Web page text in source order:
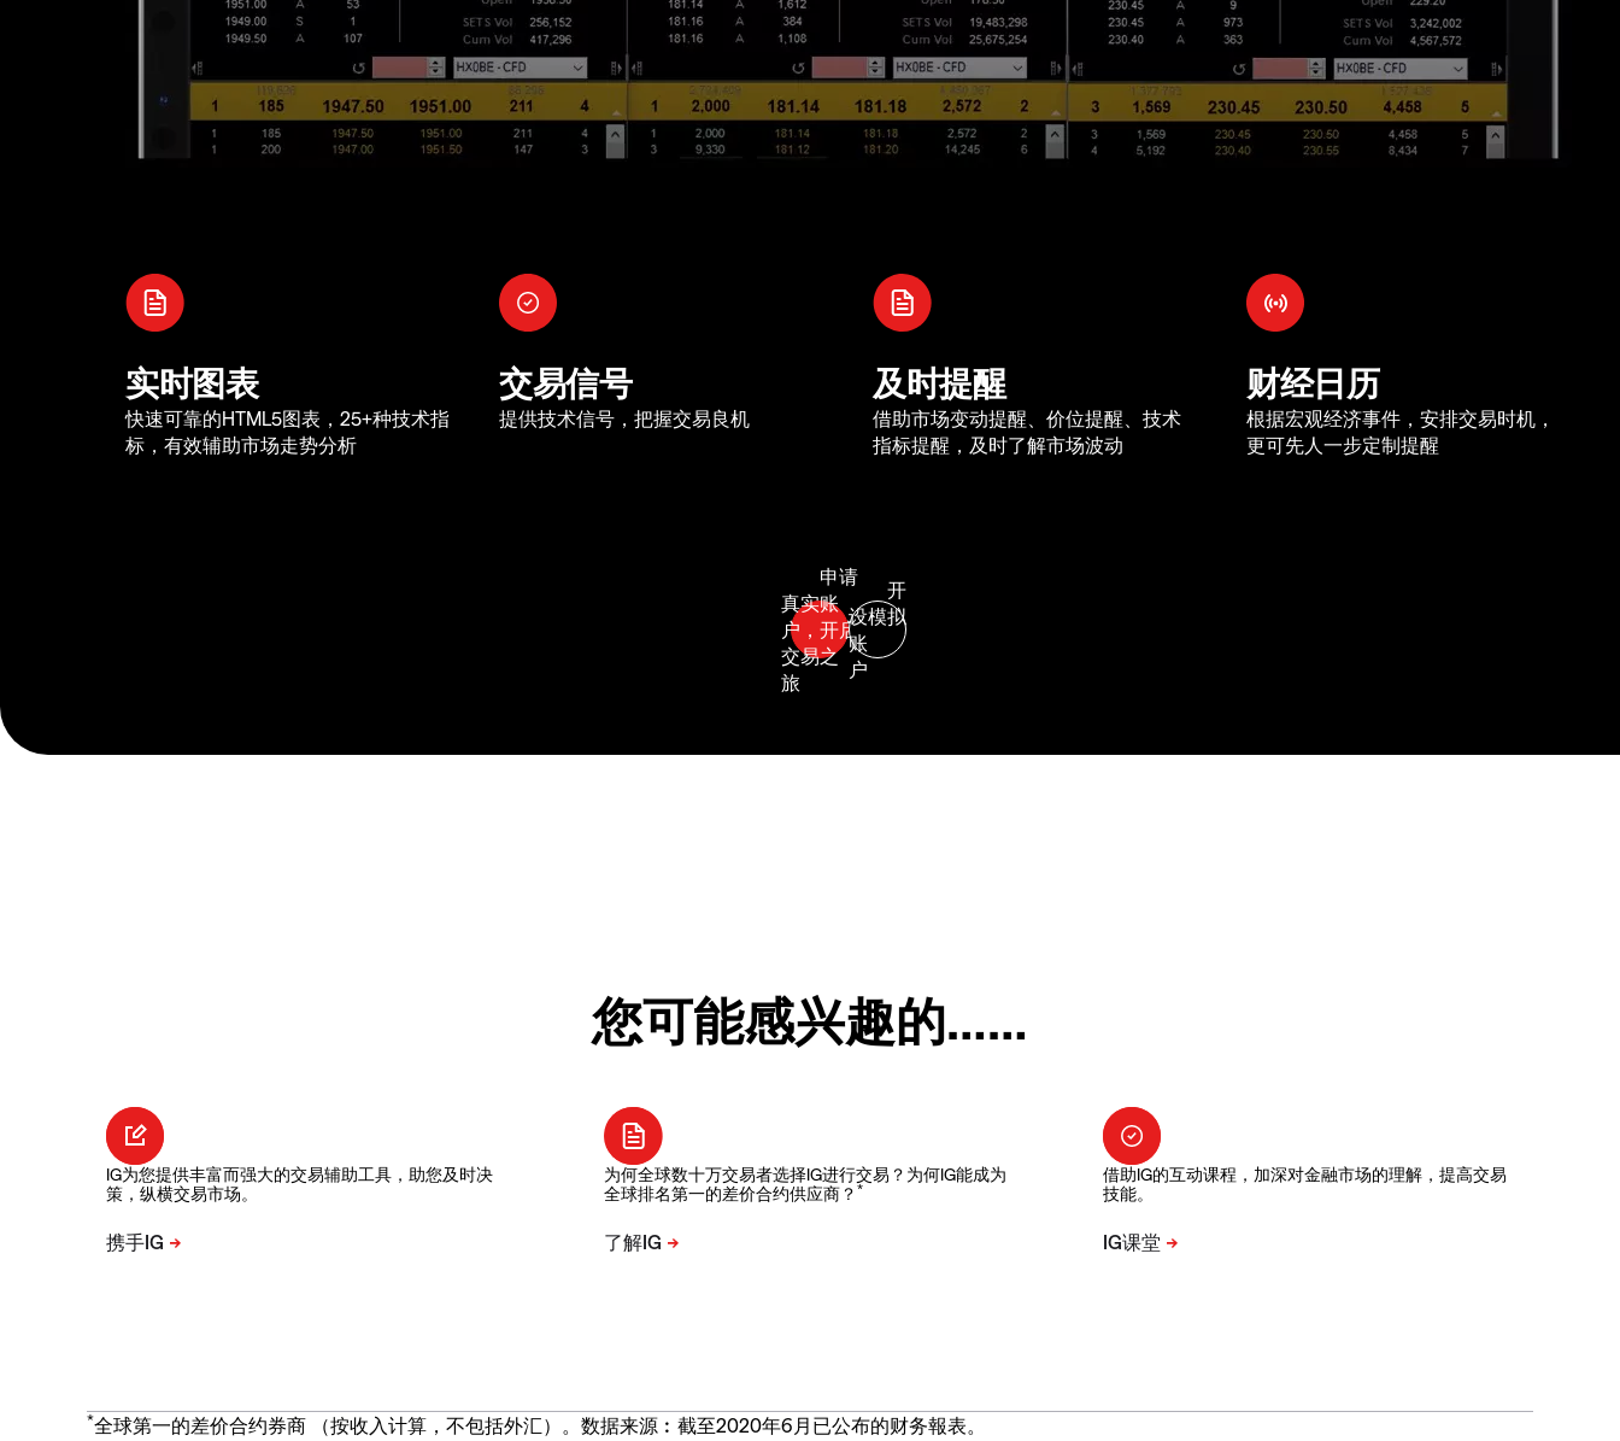
实时图表
快速可靠的HTML5图表，25+种技术指
标，有效辅助市场走势分析
交易信号
提供技术信号，把握交易良机
及时提醒
借助市场变动提醒、价位提醒、技术
指标提醒，及时了解市场波动
财经日历
根据宏观经济事件，安排交易时机，
更可先人一步定制提醒
您可能感兴趣的……
IG为您提供丰富而强大的交易辅助工具，助您及时决
策，纵横交易市场。
为何全球数十万交易者选择IG进行交易？为何IG能成为
全球排名第一的差价合约供应商？*
借助IG的互动课程，加深对金融市场的理解，提高交易
技能。
*全球第一的差价合约券商 （按收入计算，不包括外汇）。数据来源︰截至2020年6月已公布的财务報表。